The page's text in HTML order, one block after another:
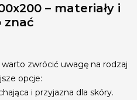
– materiały i
znać
zwrócić uwagę na rodzaj
opcje:
i przyjazna dla skóry.